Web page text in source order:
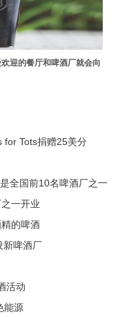
迎的餐厅和啤酒厂就会向
for Tots捐赠25美分
全国前10名啤酒厂之一
一开业
的啤酒
新啤酒厂
活动
能源